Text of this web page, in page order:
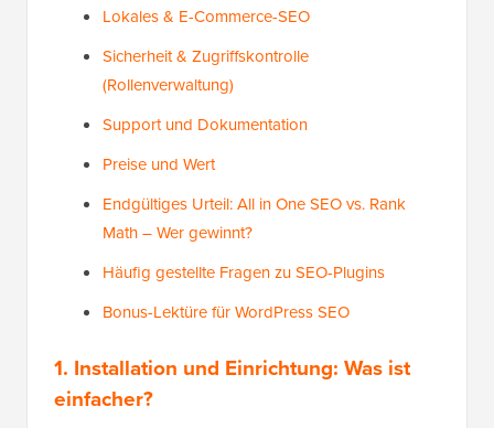
Lokales & E-Commerce-SEO
Sicherheit & Zugriffskontrolle
(Rollenverwaltung)
Support und Dokumentation
Preise und Wert
Endgültiges Urteil: All in One SEO vs. Rank
Math – Wer gewinnt?
Häufig gestellte Fragen zu SEO-Plugins
Bonus-Lektüre für WordPress SEO
1. Installation und Einrichtung: Was ist
einfacher?